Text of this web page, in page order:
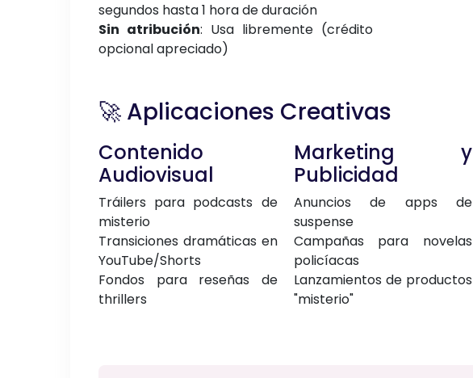
segundos hasta 1 hora de duración
Sin atribución: Usa libremente (crédito
opcional apreciado)
🚀 Aplicaciones Creativas
Contenido
Audiovisual
Tráilers para podcasts de
misterio
Transiciones dramáticas en
YouTube/Shorts
Fondos para reseñas de
thrillers
Marketing y
Publicidad
Anuncios de apps de
suspense
Campañas para novelas
policíacas
Lanzamientos de productos
"misterio"